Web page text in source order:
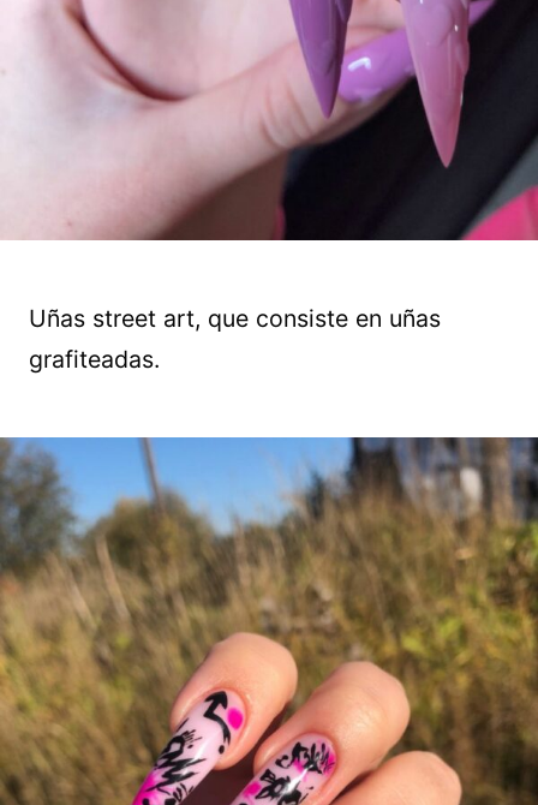
Uñas street art, que consiste en uñas
grafiteadas.